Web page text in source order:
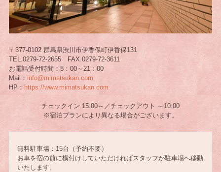
〒377-0102 群馬県渋川市伊香保町伊香保131
TEL.0279-72-2655 FAX.0279-72-3611
お電話受付時間：8：00～21：00
Mail： info@mimatsukan.com
HP： https://www.mimatsukan.com
チェックイン 15:00～／チェックアウト ～10:00
※宿泊プランにより異なる場合がございます。
無料駐車場：15台（予約不要）
お車を宿の前に横付けしていただければスタッフが駐車場へ移動
いたします。